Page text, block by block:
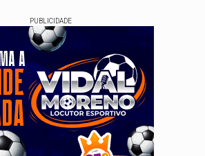
PUBLICIDADE